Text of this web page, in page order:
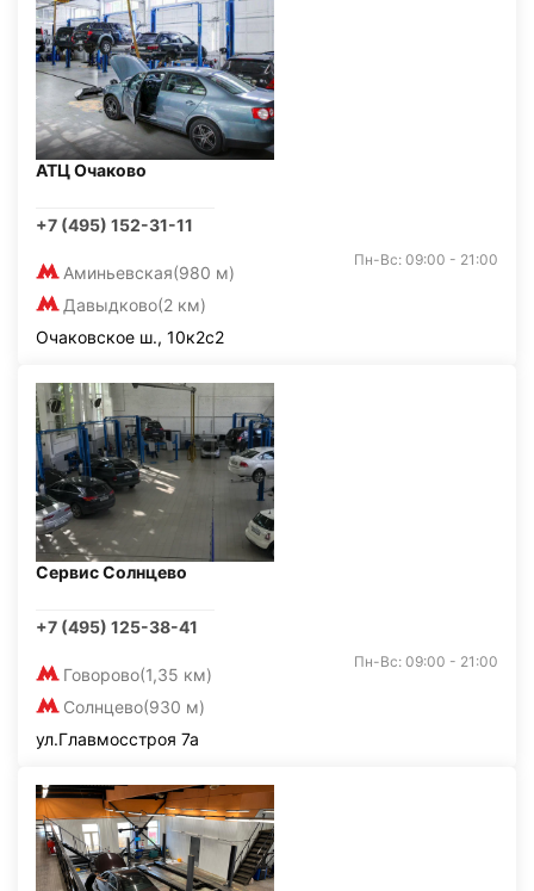
АТЦ Очаково
+7 (495) 152-31-11
Аминьевская(980 м)
Давыдково(2 км)
Пн-Вс: 09:00 - 21:00
Очаковское ш., 10к2с2
Сервис Солнцево
+7 (495) 125-38-41
Говорово(1,35 км)
Солнцево(930 м)
Пн-Вс: 09:00 - 21:00
ул.Главмосстроя 7а